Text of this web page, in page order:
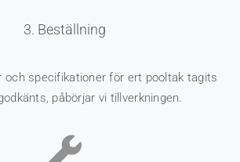
3. Beställning
och specifikationer för ert pooltak tagits
påbörjar vi tillverkningen.